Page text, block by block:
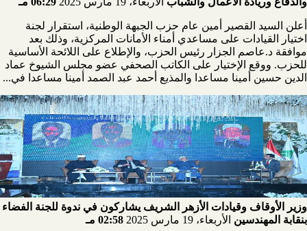
أعلن السيد القصير أمين عام حزب الجبهة الوطنية، استقرار لجنة
اختيار القيادات على مساعدي أمناء الأمانات المركزية، وذلك بعد
موافقة د.عاصم الجزار رئيس الحزب، والإطلاع على اللائحة الأساسية
للحزب. ووقع الإختيار على الكاتب الصحفي عضو مجلس الشيوخ عماد
الدين حسين أمينا مساعدا والمذيع أحمد عبد الصمد أمينا مساعدا في...
وزير الأوقاف وقيادات الأزهر الشريف يشاركون في ندوة للجنة الفضاء
بنقابة المهندسين الأربعاء، 19 مارس 2025 02:58 مـ